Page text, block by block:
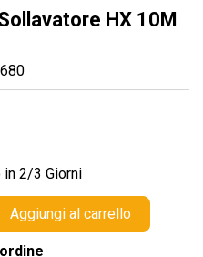
HX 10M
in 2/3 Giorni
Aggiungi al carrello